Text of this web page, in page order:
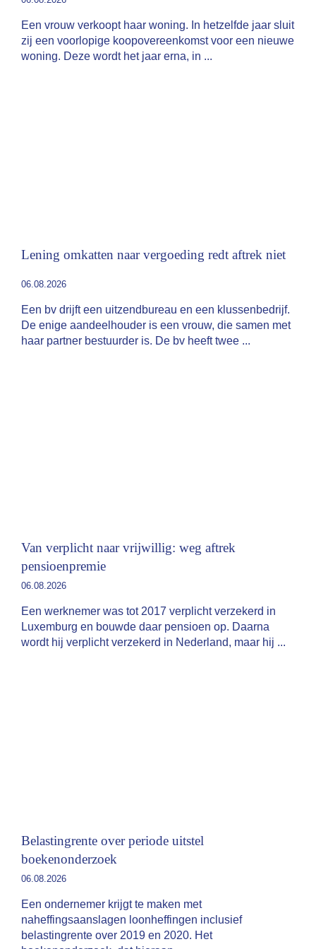
Een vrouw verkoopt haar woning. In hetzelfde jaar sluit
zij een voorlopige koopovereenkomst voor een nieuwe
woning. Deze wordt het jaar erna, in
Lening omkatten naar vergoeding redt aftrek niet
06.08.2026
Een bv drijft een uitzendbureau en een klussenbedrijf.
De enige aandeelhouder is een vrouw, die samen met
haar partner bestuurder is. De bv heeft twee
Van verplicht naar vrijwillig: weg aftrek
pensioenpremie
06.08.2026
Een werknemer was tot 2017 verplicht verzekerd in
Luxemburg en bouwde daar pensioen op. Daarna
wordt hij verplicht verzekerd in Nederland, maar hij
Belastingrente over periode uitstel
boekenonderzoek
06.08.2026
Een ondernemer krijgt te maken met
naheffingsaanslagen loonheffingen inclusief
belastingrente over 2019 en 2020. Het